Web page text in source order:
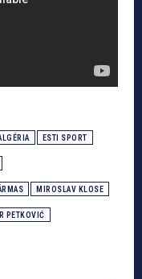
ESTI SPORT
MIROSLAV KLOSE
PETKOVIĆ